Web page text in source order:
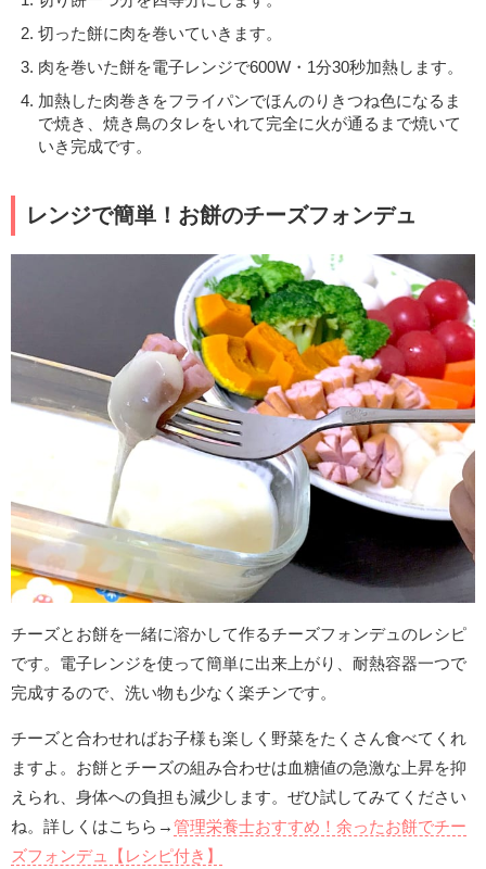
切った餅に肉を巻いていきます。
肉を巻いた餅を電子レンジで600W・1分30秒加熱します。
加熱した肉巻きをフライパンでほんのりきつね色になるま
で焼き、焼き鳥のタレをいれて完全に火が通るまで焼いて
いき完成です。
レンジで簡単！お餅のチーズフォンデュ
チーズとお餅を一緒に溶かして作るチーズフォンデュのレシピ
です。電子レンジを使って簡単に出来上がり、耐熱容器一つで
完成するので、洗い物も少なく楽チンです。
チーズと合わせればお子様も楽しく野菜をたくさん食べてくれ
ますよ。お餅とチーズの組み合わせは血糖値の急激な上昇を抑
えられ、身体への負担も減少します。ぜひ試してみてください
ね。詳しくはこちら→管理栄養士おすすめ！余ったお餅でチー
ズフォンデュ【レシピ付き】